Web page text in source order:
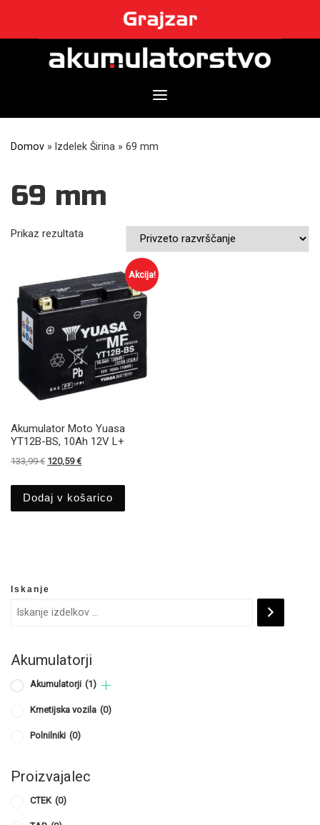
content
Domov » Izdelek Širina » 69 mm
69 mm
Prikaz rezultata
Akcija!
Akumulator Moto Yuasa
YT12B-BS, 10Ah 12V L+
133,99€ Izvirna cena je bila: 133,99 €.
120,59€Trenutna cena je: 120,59 €.
Dodaj v košarico
Iskanje
Akumulatorji
Akumulatorji (1)
Kmetijska vozila (0)
Polnilniki (0)
Proizvajalec
CTEK (0)